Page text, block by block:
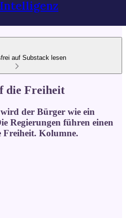
auf Substack lesen
die Freiheit
der Bürger wie ein
Regierungen führen einen
Freiheit. Kolumne.